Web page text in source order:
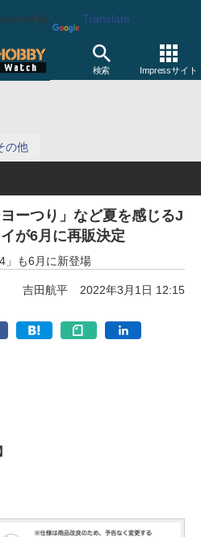
by Translate
検索 Impressサイト
の他
ーつり」など夏を感じるJ
が6月に再販決定
」も6月に新登場
吉田航平 2022年3月1日 12:15